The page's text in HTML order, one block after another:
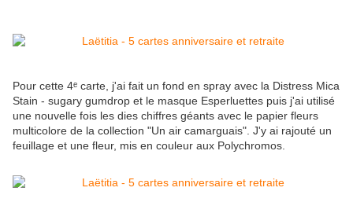
Pour cette 4ᵉ carte, j'ai fait un fond en spray avec la Distress Mica
Stain - sugary gumdrop et le masque Esperluettes puis j'ai utilisé
une nouvelle fois les dies chiffres géants avec le papier fleurs
multicolore de la collection "Un air camarguais". J'y ai rajouté un
feuillage et une fleur, mis en couleur aux Polychromos.